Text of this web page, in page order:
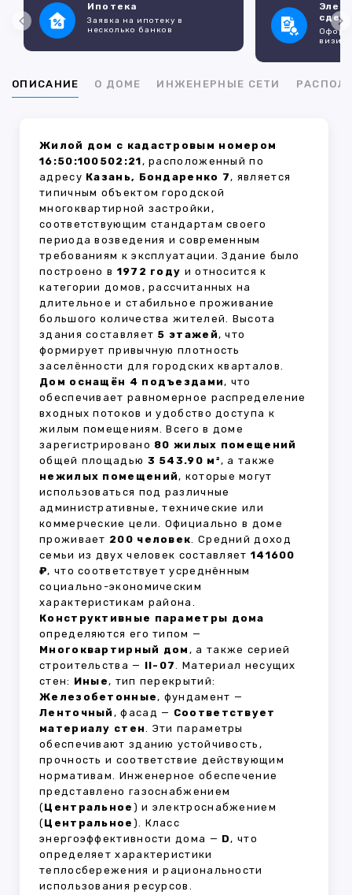
Ипотека
Заявка на ипотеку в
несколько банков
ОПИСАНИЕ О ДОМЕ ИНЖЕНЕРНЫЕ СЕТИ
Жилой дом с кадастровым номером
16:50:100502:21, расположенный по
адресу Казань, Бондаренко 7, является
типичным объектом городской
многоквартирной застройки,
соответствующим стандартам своего
периода возведения и современным
требованиям к эксплуатации. Здание было
построено в 1972 году и относится к
категории домов, рассчитанных на
длительное и стабильное проживание
большого количества жителей. Высота
здания составляет 5 этажей, что
формирует привычную плотность
заселённости для городских кварталов.
Дом оснащён 4 подъездами, что
обеспечивает равномерное распределение
входных потоков и удобство доступа к
жилым помещениям. Всего в доме
зарегистрировано 80 жилых помещений
общей площадью 3 543.90 м², а также
нежилых помещений, которые могут
использоваться под различные
административные, технические или
коммерческие цели. Официально в доме
проживает 200 человек. Средний доход
семьи из двух человек составляет 141600
₽, что соответствует усреднённым
социально-экономическим
характеристикам района.
Конструктивные параметры дома
определяются его типом —
Многоквартирный дом , а также серией
строительства — II-07. Материал несущих
стен: Иные, тип перекрытий:
Железобетонные, фундамент —
Ленточный , фасад — Соответствует
материалу стен. Эти параметры
обеспечивают зданию устойчивость,
прочность и соответствие действующим
нормативам. Инженерное обеспечение
представлено газоснабжением
(Центральное ) и электроснабжением
(Центральное ). Класс
энергоэффективности дома — D, что
определяет характеристики
теплосбережения и рациональности
использования ресурсов.